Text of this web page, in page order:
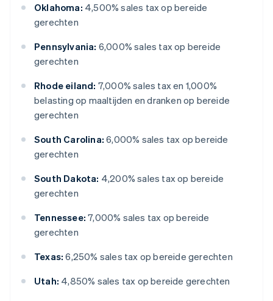
Oklahoma: 4,500% sales tax op bereide
gerechten
Pennsylvania: 6,000% sales tax op bereide
gerechten
Rhode eiland: 7,000% sales tax en 1,000%
belasting op maaltijden en dranken op bereide
gerechten
South Carolina: 6,000% sales tax op bereide
gerechten
South Dakota: 4,200% sales tax op bereide
gerechten
Tennessee: 7,000% sales tax op bereide
gerechten
Texas: 6,250% sales tax op bereide gerechten
Utah: 4,850% sales tax op bereide gerechten